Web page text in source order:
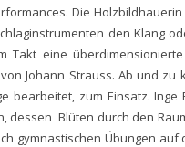
Die
den Klang
Takt eine
Johann Strauss. Ab und zu
bearbeitet, zum Einsatz. Inge
dessen Blüten durch den
gymnastischen Übungen auf